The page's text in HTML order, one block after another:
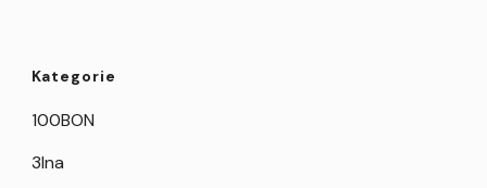
Kategorie
100BON
3Ina